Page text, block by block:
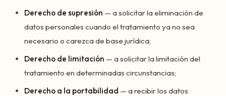
Derecho de supresión — a solicitar la eliminación de
datos personales cuando el tratamiento ya no sea
necesario o carezca de base jurídica;
Derecho de limitación — a solicitar la limitación del
tratamiento en determinadas circunstancias;
Derecho a la portabilidad — a recibir los datos